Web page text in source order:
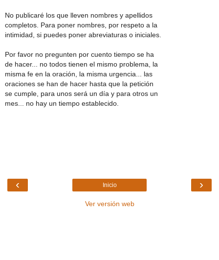
No publicaré los que lleven nombres y apellidos
completos. Para poner nombres, por respeto a la
intimidad, si puedes poner abreviaturas o iniciales.
Por favor no pregunten por cuento tiempo se ha
de hacer... no todos tienen el mismo problema, la
misma fe en la oración, la misma urgencia... las
oraciones se han de hacer hasta que la petición
se cumple, para unos será un día y para otros un
mes... no hay un tiempo establecido.
‹ ›
Inicio
Ver versión web